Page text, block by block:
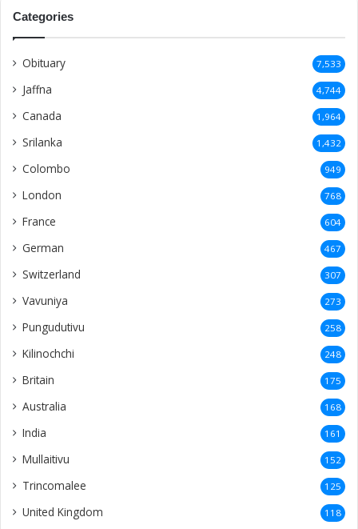
Categories
Obituary 7,533
Jaffna 4,744
Canada 1,964
Srilanka 1,432
Colombo 949
London 768
France 604
German 467
Switzerland 307
Vavuniya 273
Pungudutivu 258
Kilinochchi 248
Britain 175
Australia 168
India 161
Mullaitivu 152
Trincomalee 125
United Kingdom 118